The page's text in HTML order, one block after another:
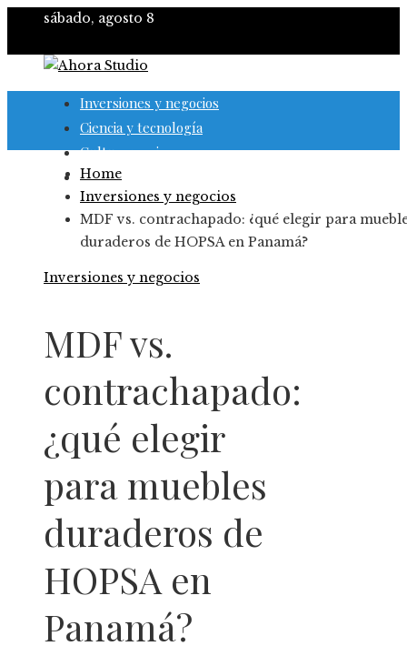
sábado, agosto 8
Inversiones y negocios
Ciencia y tecnología
Cultura y ocio
Responsabilidad social
Home
Inversiones y negocios
MDF vs. contrachapado: ¿qué elegir para
duraderos de HOPSA en Panamá?
Inversiones y negocios
MDF vs.
contrachapado:
¿qué elegir
para muebles
duraderos de
HOPSA en
Panamá?